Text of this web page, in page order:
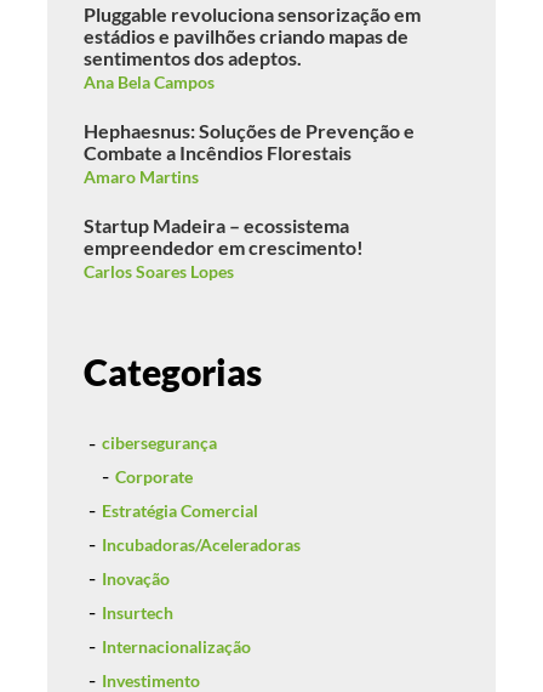
Pluggable revoluciona sensorização em
estádios e pavilhões criando mapas de
sentimentos dos adeptos.
Ana Bela Campos
Hephaesnus: Soluções de Prevenção e
Combate a Incêndios Florestais
Amaro Martins
Startup Madeira – ecossistema
empreendedor em crescimento!
Carlos Soares Lopes
Categorias
cibersegurança
Corporate
Estratégia Comercial
Incubadoras/Aceleradoras
Inovação
Insurtech
Internacionalização
Investimento